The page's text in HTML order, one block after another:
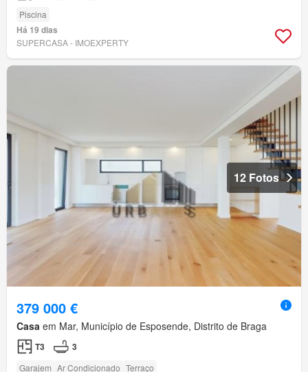
Piscina
Há 19 dias
SUPERCASA - IMOEXPERTY
12 Fotos
379 000 €
Casa em Mar, Município de Esposende, Distrito de Braga
T3 3
Garajem Ar Condicionado Terraço